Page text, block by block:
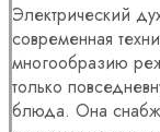
Электрический
современная
многообразию
только
блюда. Она